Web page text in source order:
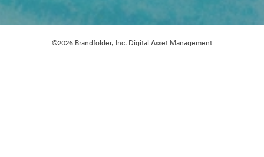
©2026 Brandfolder, Inc. Digital Asset Management
·